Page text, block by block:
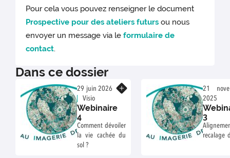
Pour cela vous pouvez renseigner le document
Prospective pour des ateliers futurs ou nous
envoyer un message via leformulaire de
contact.
Dans ce dossier
29 juin 2026
Visio
Webinaire
4
Comment dévoiler
la vie cachée du
sol ?
21
2025
visio
3
recalage